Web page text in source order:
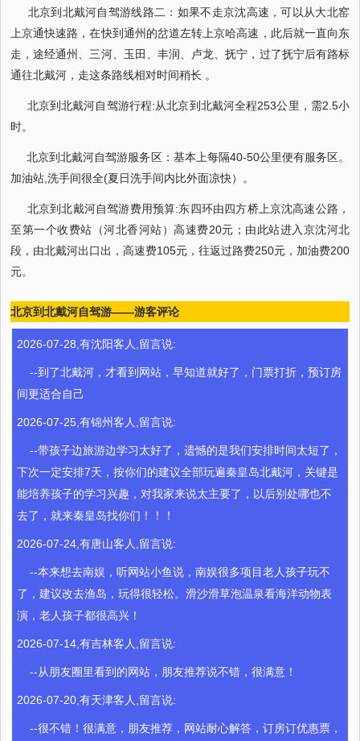
北京到北戴河自驾游线路二：如果不走京沈高速，可以从大北窑
上京通快速路，在快到通州的岔道左转上京哈高速，此后就一直向东
走，途经通州、三河、玉田、丰润、卢龙、抚宁，过了抚宁后有路标
通往北戴河，走这条路线相对时间稍长 。
北京到北戴河自驾游行程:从北京到北戴河全程253公里，需2.5小
时。
北京到北戴河自驾游服务区：基本上每隔40-50公里便有服务区。
加油站,洗手间很全(夏日洗手间内比外面凉快）。
北京到北戴河自驾游费用预算:东四环由四方桥上京沈高速公路，
至第一个收费站（河北香河站）高速费20元；由此站进入京沈河北
段，由北戴河出口出，高速费105元，往返过路费250元，加油费200
元。
北京到北戴河自驾游——游客评论
2026-07-28,有沈阳客人,留言说:
--到了北戴河，才看到网站，早知道就好了，门票打折，预订房
间更适合自己
2026-07-25,有锦州客人,留言说:
--带孩子边旅游边学习太好了，遗憾的是我们安排时间太短了，
下次一定安排7天，按你们的建议全部玩遍秦皇岛北戴河，关键是
能培养孩子的学习兴趣，对我家来说太主要了，以后别处哪也不
去了，就来秦皇岛找你们！！！
2026-07-24,有唐山客人,留言说:
--本来想去南娱，听网站小鱼说，南娱很多项目老人孩子玩不
了，建议改去渔岛，玩得很轻松。滑沙滑草泡温泉看海洋动物表
演，老人孩子都很高兴！
2026-07-14,有吉林客人,留言说:
--从朋友圈里看到的网站，朋友推荐说不错，很满意！
2026-07-20,有天津客人,留言说:
--很不错！很满意，朋友推荐，网站耐心解答，订房订优惠票，